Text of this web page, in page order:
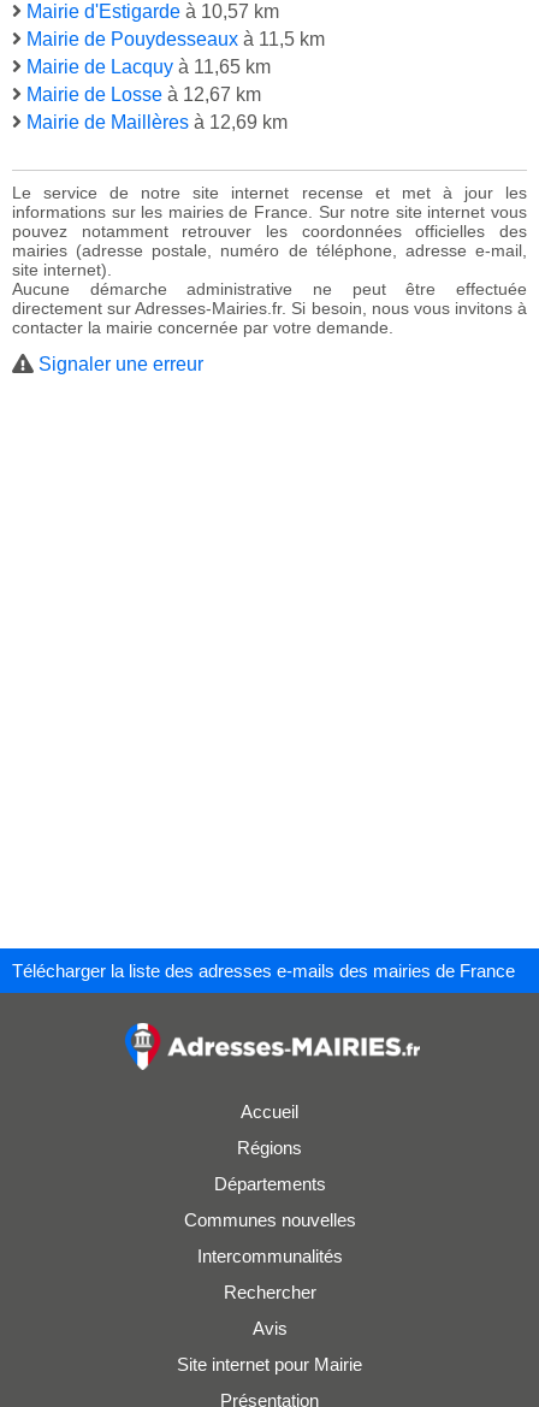
Mairie d'Estigarde à 10,57 km
Mairie de Pouydesseaux à 11,5 km
Mairie de Lacquy à 11,65 km
Mairie de Losse à 12,67 km
Mairie de Maillères à 12,69 km
Le service de notre site internet recense et met à jour les
informations sur les mairies de France. Sur notre site internet vous
pouvez notamment retrouver les coordonnées officielles des
mairies (adresse postale, numéro de téléphone, adresse e-mail,
site internet).
Aucune démarche administrative ne peut être effectuée
directement sur Adresses-Mairies.fr. Si besoin, nous vous invitons à
contacter la mairie concernée par votre demande.
Signaler une erreur
Télécharger la liste des adresses e-mails des mairies de France
Accueil
Régions
Départements
Communes nouvelles
Intercommunalités
Rechercher
Avis
Site internet pour Mairie
Présentation